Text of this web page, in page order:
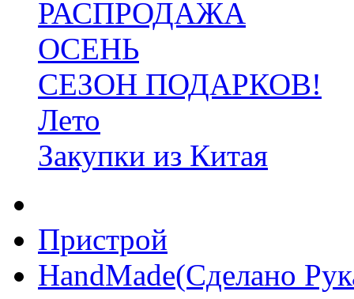
РАСПРОДАЖА
ОСЕНЬ
СЕЗОН ПОДАРКОВ!
Лето
Закупки из Китая
Пристрой
HandMade(Сделано